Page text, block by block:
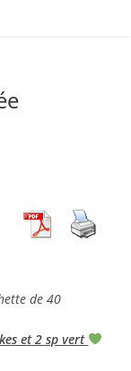
de 40
et 2 sp vert